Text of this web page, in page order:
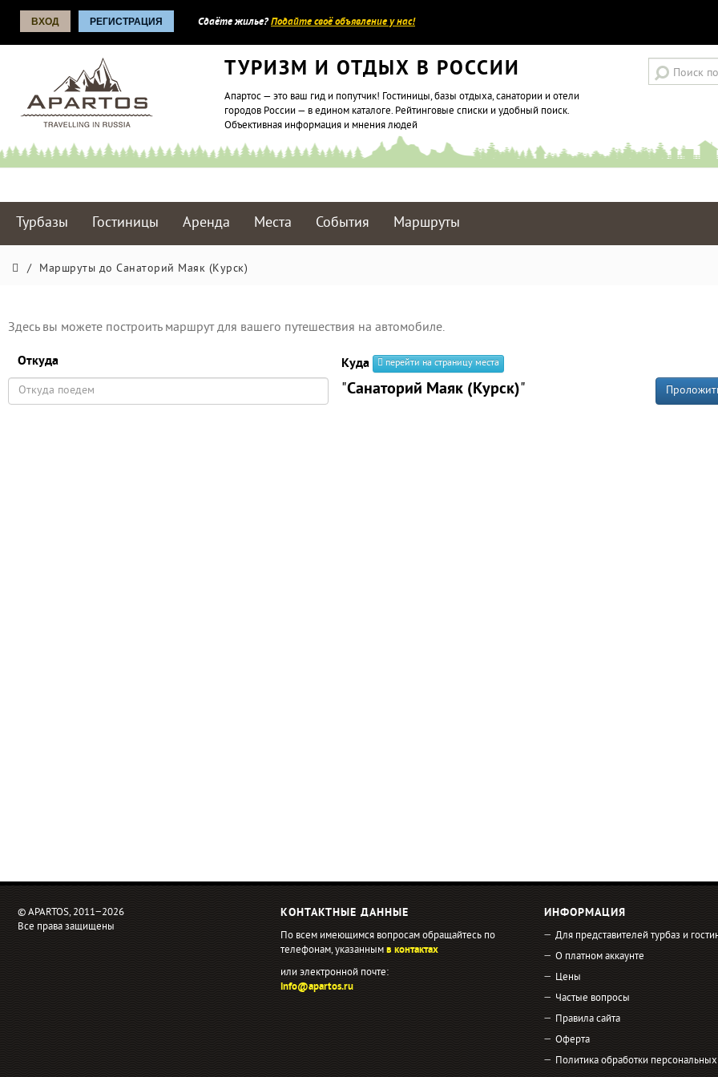
ВХОД РЕГИСТРАЦИЯ Сдаёте жилье?Подайте своё объявление у нас!
ТУРИЗМ И ОТДЫХ В РОССИИ
Апартос — это ваш гид и попутчик! Гостиницы, базы отдыха, санатории и отели
городов России — в едином каталоге. Рейтинговые списки и удобный поиск.
Объективная информация и мнения людей
Турбазы Гостиницы Аренда Места События Маршруты
/ Маршруты до Санаторий Маяк (Курск)
Здесь вы можете построить маршрут для вашего путешествия на автомобиле.
Откуда Куда перейти на страницу места
"Санаторий Маяк (Курск)"
© APARTOS, 2011−2026
Все права защищены
КОНТАКТНЫЕ ДАННЫЕ
По всем имеющимся вопросам обращайтесь по
телефонам, указаннымв контактах
или электронной почте:
info@apartos.ru
ИНФОРМАЦИЯ
Для представителей турбаз и
О платном аккаунте
Цены
Частые вопросы
Правила сайта
Оферта
Политика обработки